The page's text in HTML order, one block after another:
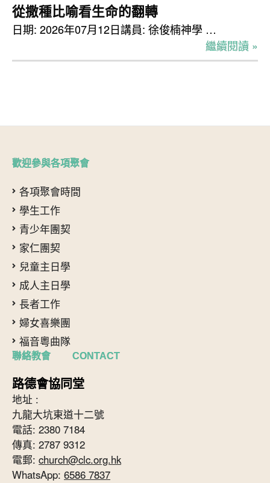
從撒種比喻看生命的翻轉
日期: 2026年07月12日講員: 徐俊楠神學 …
繼續閱讀 »
歡迎參與各項聚會
各項聚會時間
學生工作
青少年團契
家仁團契
兒童主日學
成人主日學
長者工作
婦女喜樂團
福音粵曲隊
聯絡教會 CONTACT
路德會協同堂
地址 :
九龍大坑東道十二號
電話: 2380 7184
傳真: 2787 9312
電郵: church@clc.org.hk
WhatsApp: 6586 7837